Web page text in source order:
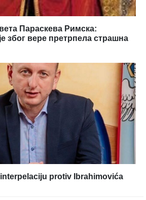
Параскева Римска:
због вере претрпела страшна
protiv Ibrahimovića